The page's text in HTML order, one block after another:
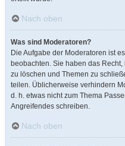
Nach oben
Was sind Moderatoren?
Die Aufgabe der Moderatoren ist
beobachten. Sie haben das
zu löschen und Themen zu
teilen. Üblicherweise verhindern
d. h. etwas nicht zum Thema
Angreifendes schreiben.
Nach oben